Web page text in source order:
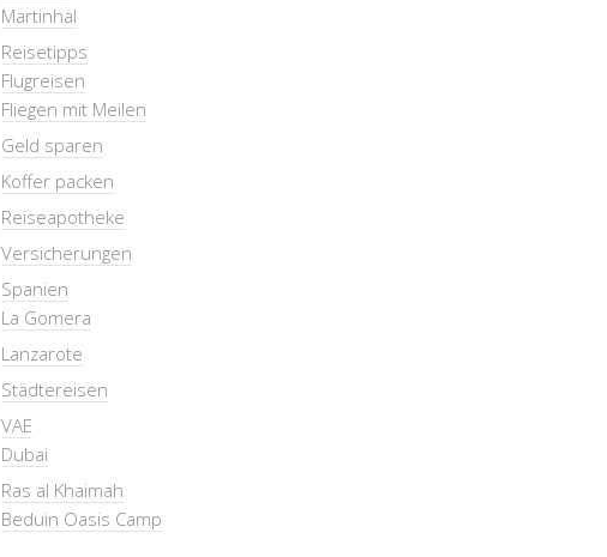
Martinhal
Reisetipps
Flugreisen
Fliegen mit Meilen
Geld sparen
Koffer packen
Reiseapotheke
Versicherungen
Spanien
La Gomera
Lanzarote
Städtereisen
VAE
Dubai
Ras al Khaimah
Beduin Oasis Camp